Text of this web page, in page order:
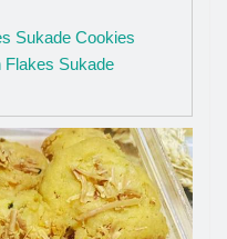
Sukade Cookies
Flakes Sukade